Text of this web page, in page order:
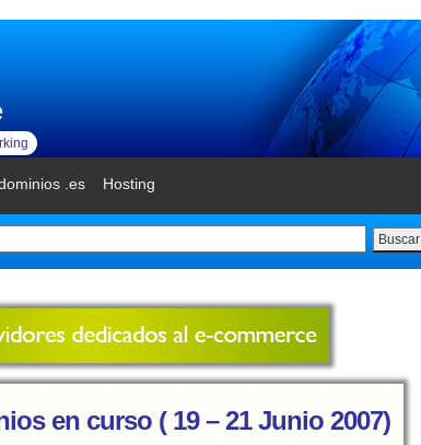
.es Hosting
Buscar
en curso ( 19 – 21 Junio 2007)